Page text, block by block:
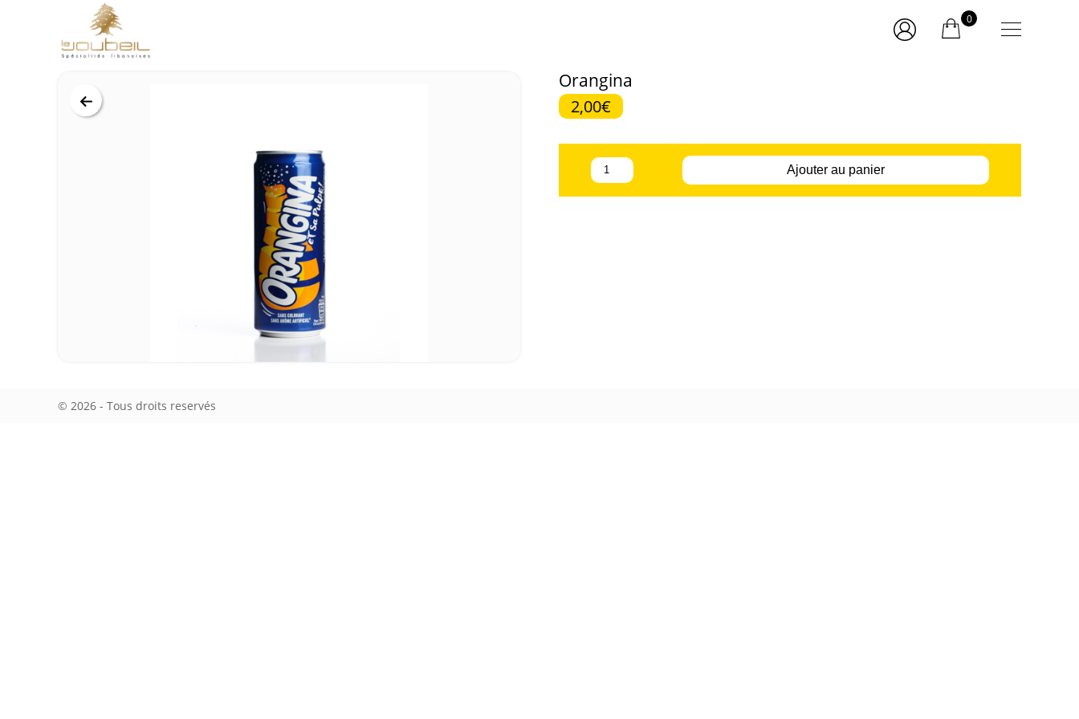
0
Orangina
2,00€
quantité
de
Orangina
Ajouter au panier
© 2026 - Tous droits reservés